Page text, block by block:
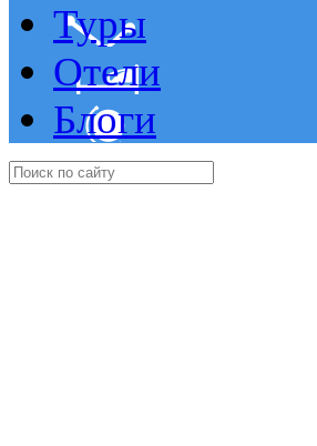
Туры
Отели
Блоги